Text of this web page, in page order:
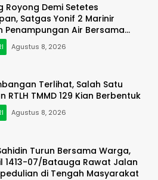
Royong Demi Setetes
Satgas Yonif 2 Marinir
Penampungan Air Bersama
Pasir Putih
Agustus 8, 2026
Terlihat, Salah Satu
RTLH TMMD 129 Kian Berbentuk
Agustus 8, 2026
Turun Bersama Warga,
1413-07/Batauga Rawat Jalan
di Tengah Masyarakat